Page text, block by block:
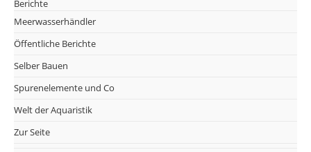
Berichte
Meerwasserhändler
Öffentliche Berichte
Selber Bauen
Spurenelemente und Co
Welt der Aquaristik
Zur Seite